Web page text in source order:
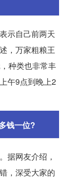
示自己前两天
，万家粗粮王
种类也非常丰
午9点到晚上2
钱一位?
据网友介绍，
，深受大家的